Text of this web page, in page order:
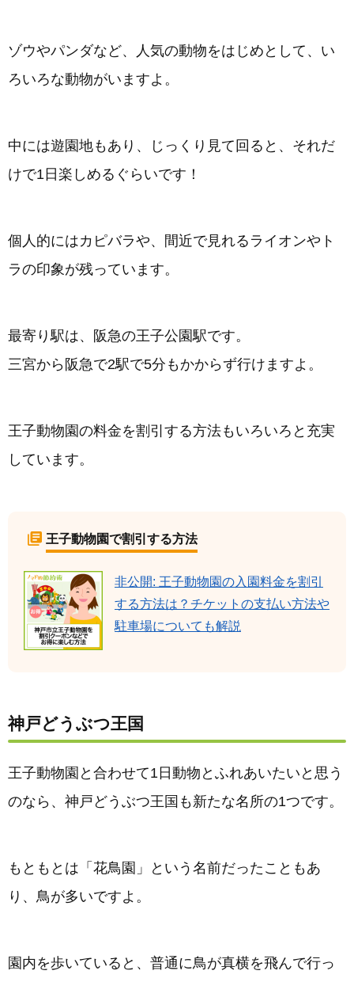
ゾウやパンダなど、人気の動物をはじめとして、い
ろいろな動物がいますよ。
中には遊園地もあり、じっくり見て回ると、それだ
けで1日楽しめるぐらいです！
個人的にはカピバラや、間近で見れるライオンやト
ラの印象が残っています。
最寄り駅は、阪急の王子公園駅です。
三宮から阪急で2駅で5分もかからず行けますよ。
王子動物園の料金を割引する方法もいろいろと充実
しています。
王子動物園で割引する方法
非公開: 王子動物園の入園料金を割引
する方法は？チケットの支払い方法や
駐車場についても解説
神戸どうぶつ王国
王子動物園と合わせて1日動物とふれあいたいと思う
のなら、神戸どうぶつ王国も新たな名所の1つです。
もともとは「花鳥園」という名前だったこともあ
り、鳥が多いですよ。
園内を歩いていると、普通に鳥が真横を飛んで行っ